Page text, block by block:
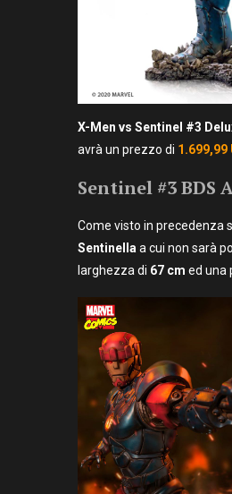
X-Men vs Sentinel #3
avrà un prezzo di 1.699,99
Sentinel #3 BDS
Come visto in precedenza
Sentinella a cui non sarà
larghezza di 67 cm ed una